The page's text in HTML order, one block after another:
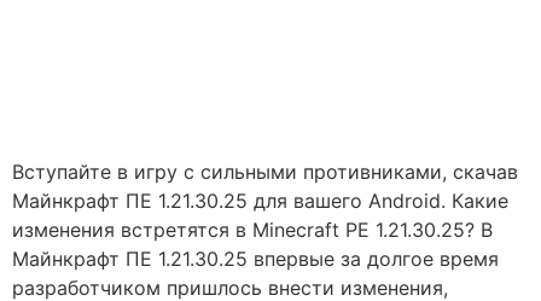
Вступайте в игру с сильными противниками, скачав
Майнкрафт ПЕ 1.21.30.25 для вашего Android. Какие
изменения встретятся в Minecraft PE 1.21.30.25? В
Майнкрафт ПЕ 1.21.30.25 впервые за долгое время
разработчиком пришлось внести изменения,